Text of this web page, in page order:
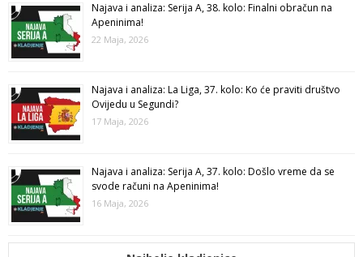
Najava i analiza: Serija A, 38. kolo: Finalni obračun na
Apeninima!
22 Maja, 2026
Najava i analiza: La Liga, 37. kolo: Ko će praviti društvo
Ovijedu u Segundi?
17 Maja, 2026
Najava i analiza: Serija A, 37. kolo: Došlo vreme da se
svode računi na Apeninima!
16 Maja, 2026